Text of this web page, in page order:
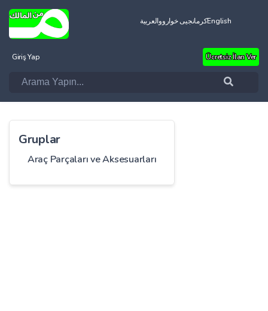
العربيةکرمانجیی خوارووEnglish
Giriş Yap Ücretsiz İlan Ver
Gruplar
Araç Parçaları ve Aksesuarları